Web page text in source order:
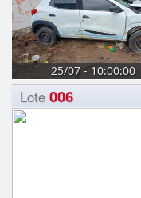
25/07 - 10:00:00
Lote 006